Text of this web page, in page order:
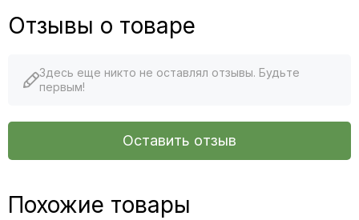
Отзывы о товаре
Здесь еще никто не оставлял отзывы. Будьте
первым!
Оставить отзыв
Похожие товары